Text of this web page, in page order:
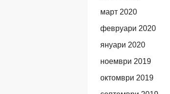
март 2020
февруари 2020
януари 2020
ноември 2019
октомври 2019